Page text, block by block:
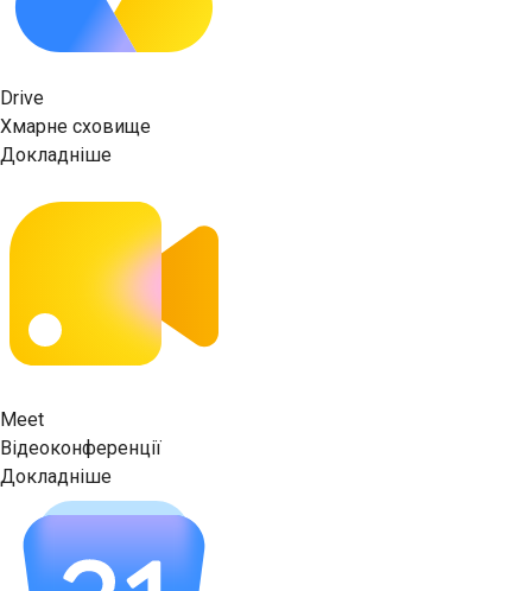
Drive
Хмарне сховище
Докладніше
Meet
Відеоконференції
Докладніше